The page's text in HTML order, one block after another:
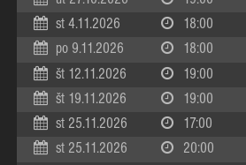
st 4.11.2026 18:00
po 9.11.2026 18:00
št 12.11.2026 19:00
št 19.11.2026 19:00
st 25.11.2026 17:00
st 25.11.2026 20:00